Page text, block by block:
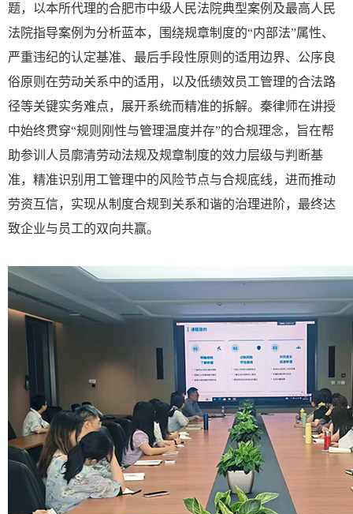
题，以本所代理的合肥市中级人民法院典型案例及最高人民
法院指导案例为分析蓝本，围绕规章制度的“内部法”属性、
严重违纪的认定基准、最后手段性原则的适用边界、公序良
俗原则在劳动关系中的适用，以及低绩效员工管理的合法路
径等关键实务难点，展开系统而精准的拆解。秦律师在讲授
中始终贯穿“规则刚性与管理温度并存”的合规理念，旨在帮
助参训人员廓清劳动法规及规章制度的效力层级与判断基
准，精准识别用工管理中的风险节点与合规底线，进而推动
劳资互信，实现从制度合规到关系和谐的治理进阶，最终达
致企业与员工的双向共赢。